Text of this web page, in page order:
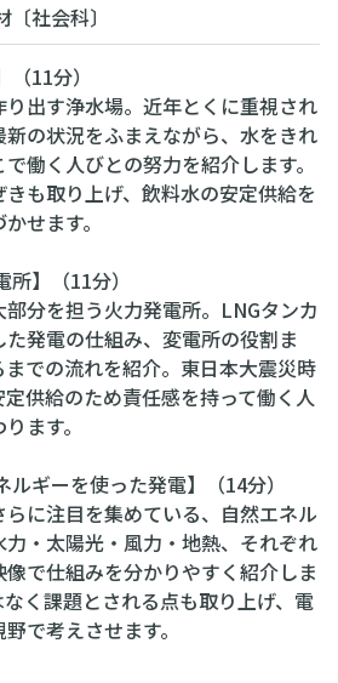
社会科〕
11分）
出す浄水場。近年とくに重視され
の状況をふまえながら、水をきれ
働く人びとの努力を紹介します。
も取り上げ、飲料水の安定供給を
せます。
所】（11分）
分を担う火力発電所。LNGタンカ
発電の仕組み、変電所の役割ま
での流れを紹介。東日本大震災時
供給のため責任感を持って働く人
ます。
ルギーを使った発電】（14分）
に注目を集めている、自然エネル
・太陽光・風力・地熱、それぞれ
で仕組みを分かりやすく紹介しま
く課題とされる点も取り上げ、電
で考えさせます。